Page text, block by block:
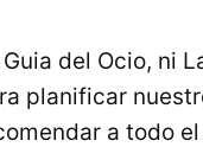
del Ocio, ni
planificar
a todo